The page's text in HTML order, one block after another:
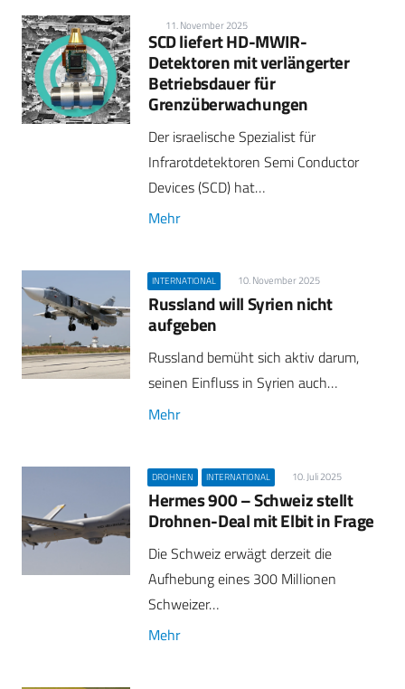
11. November 2025
SCD liefert HD-MWIR-
Detektoren mit verlängerter
Betriebsdauer für
Grenzüberwachungen
Der israelische Spezialist für
Infrarotdetektoren Semi Conductor
Devices (SCD) hat…
Mehr
INTERNATIONAL 10. November 2025
Russland will Syrien nicht
aufgeben
Russland bemüht sich aktiv darum,
seinen Einfluss in Syrien auch…
Mehr
DROHNEN INTERNATIONAL 10. Juli 2025
Hermes 900 – Schweiz stellt
Drohnen-Deal mit Elbit in Frage
Die Schweiz erwägt derzeit die
Aufhebung eines 300 Millionen
Schweizer…
Mehr